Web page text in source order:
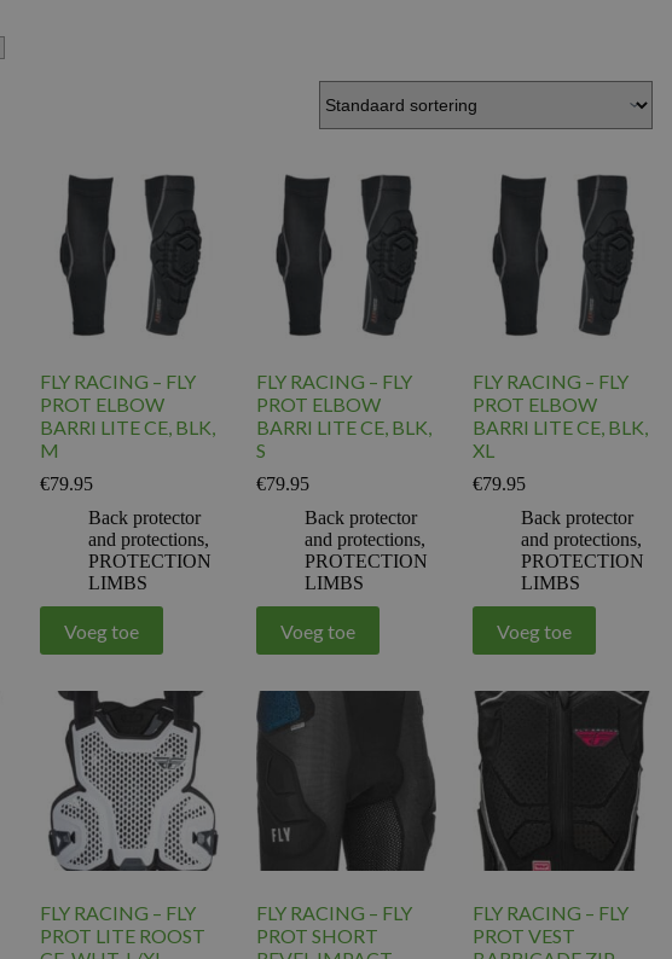
FLY RACING – FLY
PROT ELBOW
BARRI LITE CE, BLK,
M
€79.95
Back protector
and protections,
PROTECTION
LIMBS
Voeg toe
FLY RACING – FLY
PROT ELBOW
BARRI LITE CE, BLK,
S
€79.95
Back protector
and protections,
PROTECTION
LIMBS
Voeg toe
FLY RACING – FLY
PROT ELBOW
BARRI LITE CE, BLK,
XL
€79.95
Back protector
and protections,
PROTECTION
LIMBS
Voeg toe
FLY RACING – FLY
PROT LITE ROOST
FLY RACING – FLY
PROT SHORT
FLY RACING – FLY
PROT VEST